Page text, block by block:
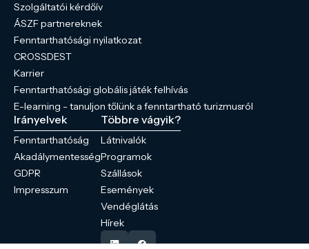
Szolgáltatói kérdőív
ÁSZF partnereknek
Fenntarthatósági nyilatkozat
CROSSDEST
Karrier
Fenntarthatósági globális játék felhívás
E-learning - tanuljon tőlünk a fenntartható turizmusról
Irányelvek
Fenntarthatóság
Akadálymentesség
GDPR
Impresszum
Többre vágyik?
Látnivalók
Programok
Szállások
Események
Vendéglátás
Hírek